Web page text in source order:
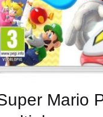
Mario